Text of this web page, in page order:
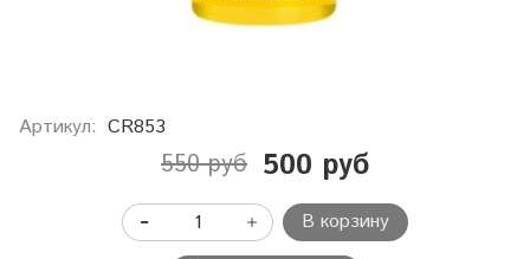
Артикул: CR853
550 руб 500 руб
В корзину